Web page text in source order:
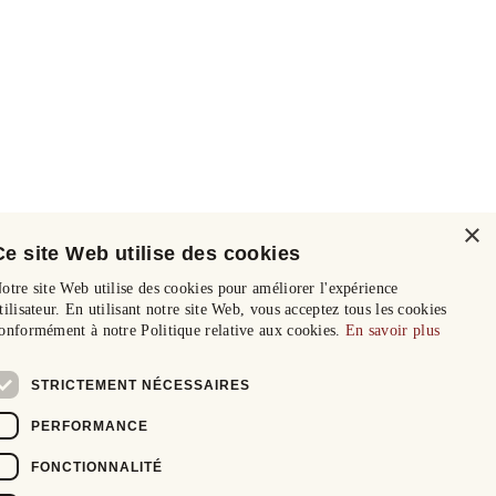
×
site Web utilise des cookies
site Web utilise des cookies pour améliorer l'expérience
En utilisant notre site Web, vous acceptez tous les cookies
à notre Politique relative aux cookies. En savoir plus
STRICTEMENT NÉCESSAIRES
PERFORMANCE
FONCTIONNALITÉ